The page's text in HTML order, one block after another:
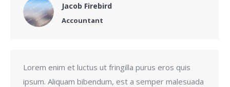
Jacob Firebird
Accountant
Lorem enim et luctus ut fringilla purus eros quis
ipsum. Aliquam bibendum, est a semper malesuada